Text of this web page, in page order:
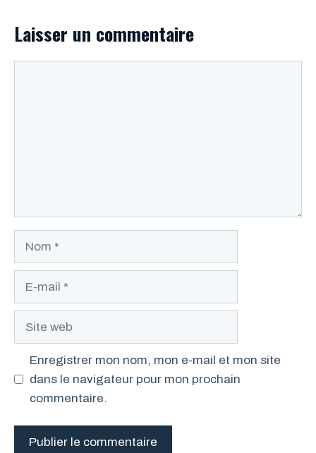
Laisser un commentaire
Enregistrer mon nom, mon e-mail et mon site
dans le navigateur pour mon prochain
commentaire.